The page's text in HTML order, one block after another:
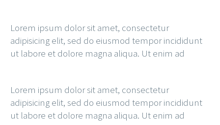
Lorem ipsum dolor sit amet, consectetur
adipisicing elit, sed do eiusmod tempor incididunt
ut labore et dolore magna aliqua. Ut enim ad
Lorem ipsum dolor sit amet, consectetur
adipisicing elit, sed do eiusmod tempor incididunt
ut labore et dolore magna aliqua. Ut enim ad